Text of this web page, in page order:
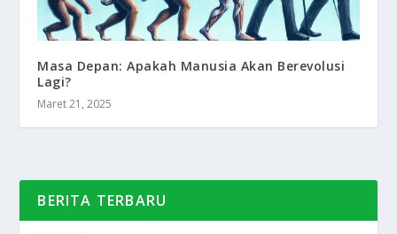
Masa Depan: Apakah Manusia Akan Berevolusi
Lagi?
Maret 21, 2025
BERITA TERBARU